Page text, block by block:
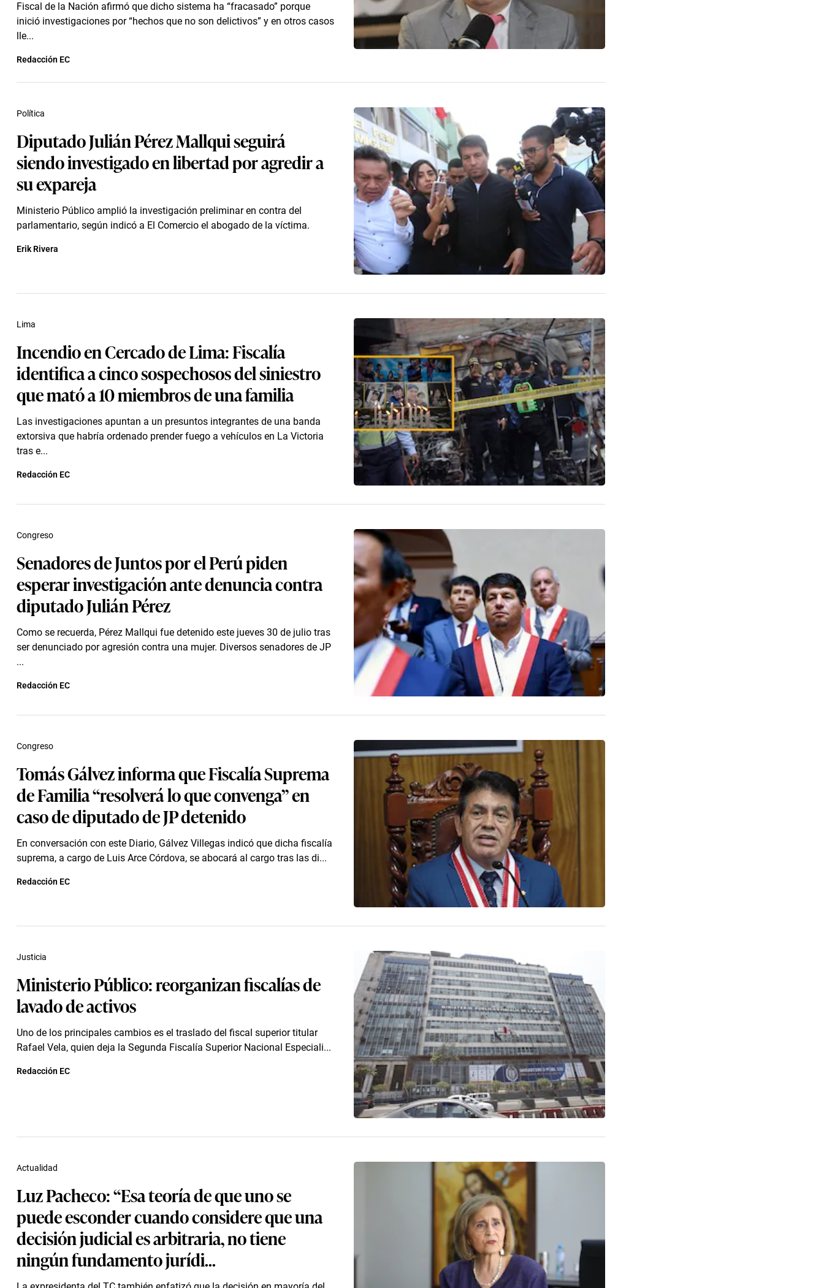
Fiscal de la Nación afirmó que dicho sistema ha “fracasado” porque
inició investigaciones por “hechos que no son delictivos” y en otros casos
lle...
Redacción EC
Diputado Julián Pérez Mallqui seguirá
siendo investigado en libertad por agredir a
su expareja
Ministerio Público amplió la investigación preliminar en contra del
parlamentario, según indicó a El Comercio el abogado de la víctima.
Política
Erik Rivera
Incendio en Cercado de Lima: Fiscalía
identifica a cinco sospechosos del siniestro
que mató a 10 miembros de una familia
Las investigaciones apuntan a un presuntos integrantes de una banda
extorsiva que habría ordenado prender fuego a vehículos en La Victoria
tras e...
Lima
Redacción EC
Senadores de Juntos por el Perú piden
esperar investigación ante denuncia contra
diputado Julián Pérez
Como se recuerda, Pérez Mallqui fue detenido este jueves 30 de julio tras
ser denunciado por agresión contra una mujer. Diversos senadores de JP
...
Congreso
Redacción EC
Tomás Gálvez informa que Fiscalía Suprema
de Familia “resolverá lo que convenga” en
caso de diputado de JP detenido
En conversación con este Diario, Gálvez Villegas indicó que dicha fiscalía
suprema, a cargo de Luis Arce Córdova, se abocará al cargo tras las di...
Congreso
Redacción EC
Ministerio Público: reorganizan fiscalías de
lavado de activos
Uno de los principales cambios es el traslado del fiscal superior titular
Rafael Vela, quien deja la Segunda Fiscalía Superior Nacional Especiali...
Justicia
Redacción EC
Luz Pacheco: “Esa teoría de que uno se
puede esconder cuando considere que una
decisión judicial es arbitraria, no tiene
ningún fundamento jurídi...
Actualidad